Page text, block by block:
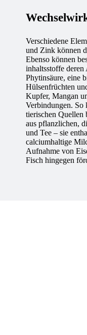
Verschiedene
und Zink können
Ebenso können
inhaltsstoffe deren
Phytinsäure, eine
Hülsenfrüchten
Kupfer, Mangan
Verbindungen. So
tierischen Quellen
aus pflanzlichen,
und Tee – sie
calciumhaltige
Aufnahme von
Fisch hingegen